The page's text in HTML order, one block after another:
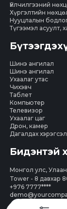
Үйлчилгээний
Хүргэлтийн
Нууцлалын
Түгээмэл асуулт,
Шинэ ангилал
Шинэ ангилал
Ухаалаг утас
Чихэвч
Таблет
Компьютер
Телевизор
Ухаалаг цаг
Дрон, камер
Дагалдах хэрэгсэл
Бидэнтэй
Монгол улс,
Tower - 8 давхар
+976 7777****